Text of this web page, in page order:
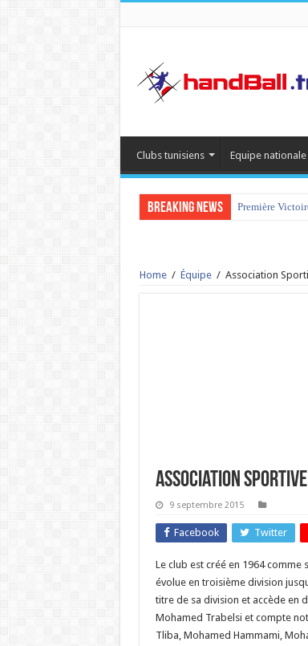
Clubs tunisiens Equipe nationale
Breaking News Première
Home / Équipe / Association
Association
9 septembre 2015
Facebook Twitter
Le club est créé en 1964 comme
évolue en troisième division
titre de sa division et accède en
Mohamed Trabelsi et compte
Tliba, Mohamed Hammami,